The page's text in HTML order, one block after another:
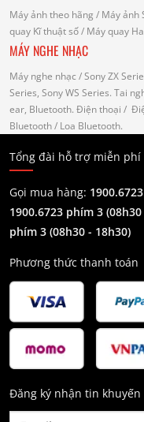
Máy ảnh theo hãng / Máy ảnh
quay Kĩ thuật số/ Máy quay
MÁY NGHE NHẠC
Máy nghe nhạc / Sony ZX
Series, Sony WS Series. Tai
ear, Bluetooth. Điện thoại /
Bluetooth/ Loa Bluetooth.
Tổng đài hỗ trợ miễn phí
Gọi mua hàng:
1900.6723 phím 3
phím 3 (08h30 - 18h30)
Phương thức thanh toán
Đăng ký nhận tin khuyến